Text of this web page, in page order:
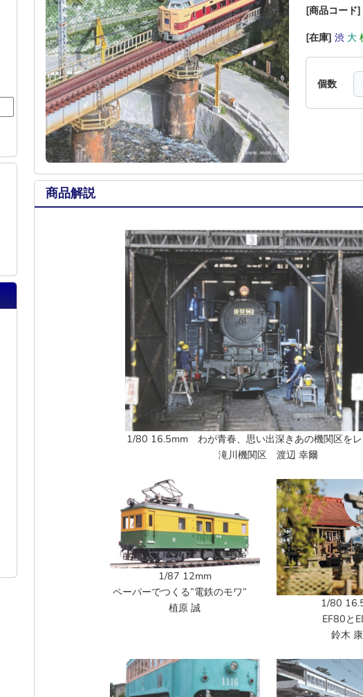
[商品コード]
[在庫] 渋 大
個数
商品解説
1/80 16.5mm わが青春、思い出深きあの機関区を
滝川機関区 渡辺 幸爾
1/87 12mm
ペーパーでつくる”電鉄のモワ”
植原 誠
1/80
EF80と
鈴木